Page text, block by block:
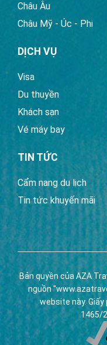
Châu Âu
Châu Mỹ - Úc - Phi
DỊCH VỤ
Visa
Du thuyền
Khách sạn
Vé máy bay
TIN TỨC
Cẩm nang du lịch
Tin tức khuyến mãi
Bản quyền của AZA
nguồn
website này. Giấy
1465/